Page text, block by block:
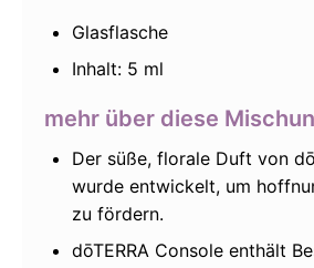
Glasflasche
Inhalt: 5 ml
mehr über diese
Der süße, florale Duft von
wurde entwickelt, um
zu fördern.
dōTERRA Console enthält